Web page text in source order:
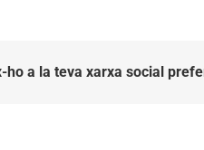
ho a la teva xarxa social